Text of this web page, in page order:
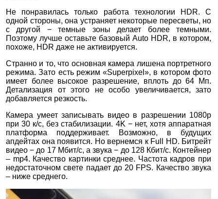
Не понравилась только работа технологии HDR. С
одной стороны, она устраняет некоторые пересветы, но
с другой − темные зоны делает более темными.
Поэтому лучше оставьте базовый Auto HDR, в котором,
похоже, HDR даже не активируется.
Странно и то, что основная камера лишена портретного
режима. Зато есть режим «Superpixel», в котором фото
имеет более высокое разрешение, вплоть до 64 Мп.
Детализация от этого не особо увеличивается, зато
добавляется резкость.
Камера умеет записывать видео в разрешении 1080p
при 30 к/с, без стабилизации. 4K − нет, хотя аппаратная
платформа поддерживает. Возможно, в будущих
апдейтах она появится. Но вернемся к Full HD. Битрейт
видео − до 17 Мбит/с, а звука − до 128 Кбит/с. Контейнер
– mp4. Качество картинки среднее. Частота кадров при
недостаточном свете падает до 20 FPS. Качество звука
– ниже среднего.